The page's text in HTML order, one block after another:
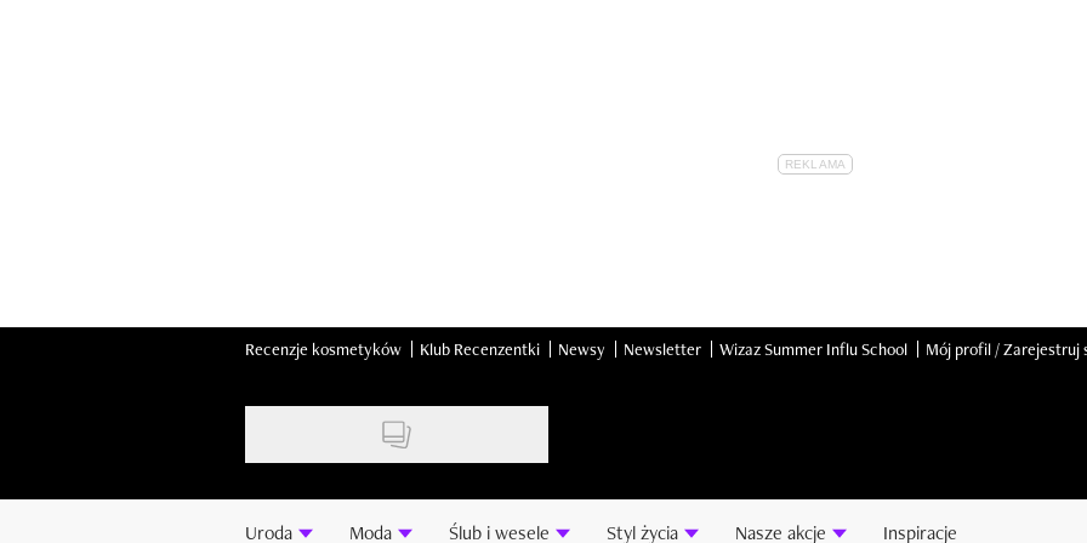
Recenzje kosmetyków Klub Recenzentki Newsy Newsletter Wizaz Summer Influ School Mój profil / Zarejestruj
Uroda Moda Ślub i wesele Styl życia Nasze akcje Inspiracje